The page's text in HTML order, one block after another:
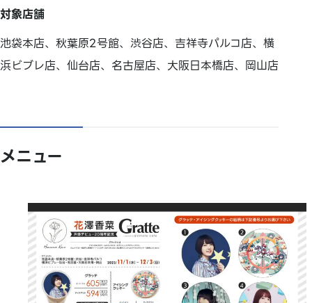
対象店舗
池袋本店、秋葉原2号館、渋谷店、吉祥寺パルコ店、横
浜ビブレ店、仙台店、名古屋店、大阪日本橋店、岡山店
メニュー